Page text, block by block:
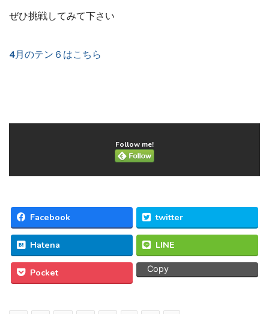
ぜひ挑戦してみて下さい
4月のテン６はこちら
Follow me!
Facebook twitter
Hatena LINE
Pocket Copy